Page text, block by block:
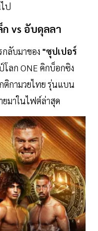
ป
ก vs อับดุลลา
ลับมาของ "ซุปเปอร์
ลก ONE คิกบ็อกซิง
กามวยไทย รุ่นแบน
มาในไฟต์ล่าสุด